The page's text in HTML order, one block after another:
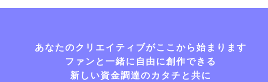
あなたのクリエイティブがここから始まります
ファンと一緒に自由に創作できる
新しい資金調達のカタチと共に